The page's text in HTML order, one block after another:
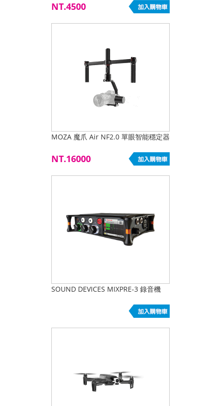
下單
NT.4500
MOZA 魔爪 Air NF2.0 單眼智能穩定器
NT.16000
SOUND DEVICES MIXPRE-3 錄音機